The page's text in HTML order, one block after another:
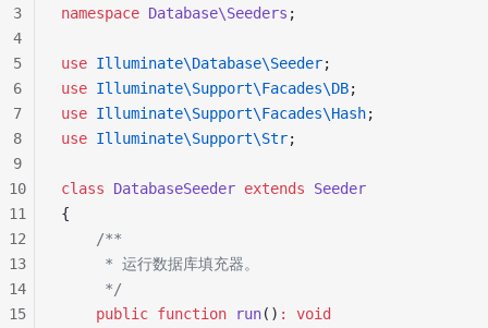
namespace Database\Seeders ;
use Illuminate\Database\Seeder;
use Illuminate\Support\Facades\DB;
use Illuminate\Support\Facades\Hash;
use Illuminate\Support\Str;
class DatabaseSeeder extends Seeder
{
    /**
     * 运行数据库填充器。
     */
    public
function run() :
void
3
4
5
6
7
8
9
10
11
12
13
14
15